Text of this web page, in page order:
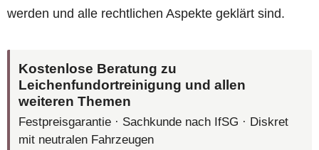
werden und alle rechtlichen Aspekte geklärt sind.
Kostenlose Beratung zu
Leichenfundortreinigung und allen
weiteren Themen
Festpreisgarantie · Sachkunde nach IfSG · Diskret
mit neutralen Fahrzeugen